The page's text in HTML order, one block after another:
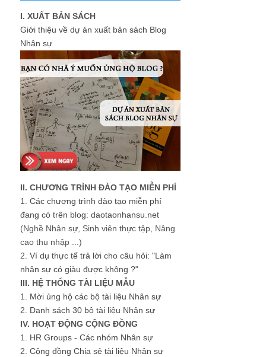
I. XUẤT BẢN SÁCH
Giới thiệu về dự án xuất bản sách Blog
Nhân sự
II. CHƯƠNG TRÌNH ĐÀO TẠO MIỄN PHÍ
1. Các chương trình đào tạo miễn phí
đang có trên blog: daotaonhansu.net
(Nghề Nhân sự, Sinh viên thực tập, Nâng
cao thu nhập ...)
2. Ví dụ thực tế trả lời cho câu hỏi: "Làm
nhân sự có giàu được không ?"
III. HỆ THỐNG TÀI LIỆU MẪU
1. Mời ủng hộ các bộ tài liệu Nhân sự
2. Danh sách 30 bộ tài liệu Nhân sự
IV. HOẠT ĐỘNG CỘNG ĐỒNG
1. HR Groups - Các nhóm Nhân sự
2. Cộng đồng Chia sẻ tài liệu Nhân sự